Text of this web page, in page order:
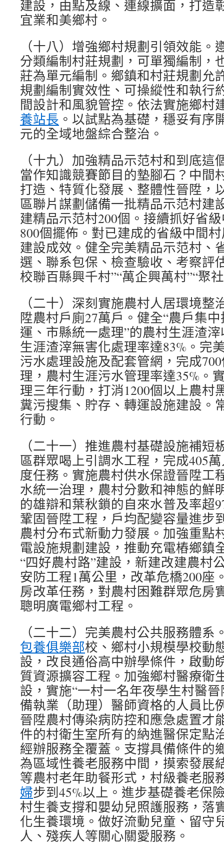
建設，由點及線、連線擴面，打造
宜業和美鄉村。
（十八）增強鄉村規劃引領效能。
分類編制村莊規劃，可單獨編制，
莊為單元編制。鄉鎮和村莊規劃允
規劃編制實效性、可操縱性和執行
間設計和風貌管控。依法實施鄉村
養站長 。以試點為基礎，穩妥有序
元的全域地盤綜合整治。
（十九）加強精品示范村和到底這
當作知識競賽節目的墊腳石？中間
打造、特質化發展、整體性晉陞，
區聯片謀劃儲備一批精品示范村建
建精品示范村200個。接續抓好省
800個擺佈。對已建成的省級中間
建設成效。健全完美精品示范村、
選、聯系包保、檢查驗收、考察評
校聯百縣興千村”“萬企興萬村”“聚
（二十）深刻實施農村人居環境整
陞農村戶廁27萬戶。健全“農戶集
運、市縣統一處理”的農村生涯渣
生涯渣滓無害化處理率達83%。完
污水處理設施及配套管網，完成
理，農村生涯污水管理率達35%。
理三年行動，打消1200個以上農村
糞污搜集、貯存、轉運設施建設。
行動。
（二十一）推進農村基礎設施補短
區群眾喝上引調水工程，完成405
度任務。實施農村供水保證晉陞工
水統一治理，農村分數和神態的鮮
的雄辯和葉秋鎖的自來水普及率超
鞏固晉陞工程，戶均配變容量進步
農村分布式新動力發展。加強重點
電設施規劃建設，推動充電樁鄉鎮
“四好農村路”建設，新建改建農村
安防工程1萬公里，改革危橋200座
房改革任務，對農村困難群眾危房
聰明廣電鄉村工程。
（二十二）完美農村公共服務體系
包養俱樂部校、鄉村小規模學校動
設，改良通俗高中辦學條件，啟動
質資源擴容工程。加強鄉村醫療衛
設，實施“一村一名年夜學生村醫
備執業（助理）醫師資格的人員比
晉陞農村傳染病防控和應急處置才
件的村衛生室所有的納進醫保定點
經辦服務全覆蓋。支撐具備條件的
為區域性養老服務中間，摸索發展
等農村老年助餐形式，村級養老服
婦步到45%以上。進步基礎養老保
村生養支撐和嬰幼兒照護服務，落
化生養環境。做好流動兒童、留守
人、殘疾人等關心關愛服務。